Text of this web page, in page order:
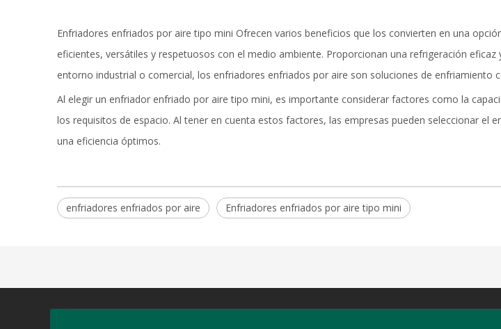
Enfriadores enfriados por aire tipo mini Ofrecen varios beneficios que los convierten en una
eficientes, versátiles y respetuosos con el medio ambiente. Proporcionan una refrigeración
entorno industrial o comercial, los enfriadores enfriados por aire son soluciones de enfriamiento
Al elegir un enfriador enfriado por aire tipo mini, es importante considerar factores como la
los requisitos de espacio. Al tener en cuenta estos factores, las empresas pueden seleccionar
una eficiencia óptimos.
enfriadores enfriados por aire Enfriadores enfriados por aire tipo mini